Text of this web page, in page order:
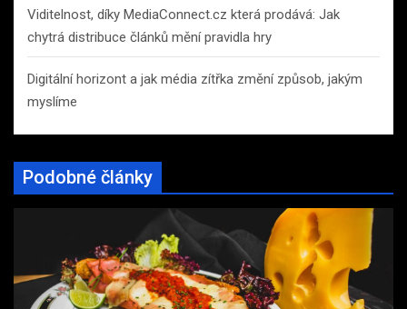
Viditelnost, díky MediaConnect.cz která prodává: Jak
chytrá distribuce článků mění pravidla hry
Digitální horizont a jak média zítřka změní způsob, jakým
myslíme
Podobné články